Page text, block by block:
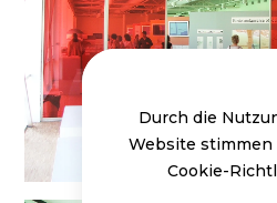
Durch die
Website stimmen
Cookie-